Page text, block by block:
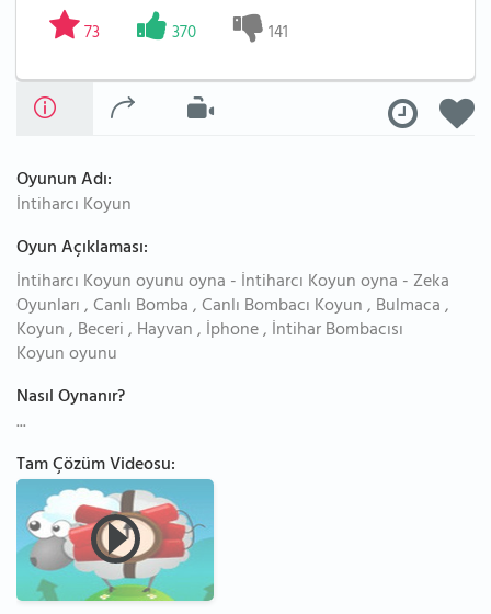
73 370 141
Oyunun Adı:
İntiharcı Koyun
Oyun Açıklaması:
İntiharcı Koyun oyunu oyna - İntiharcı Koyun oyna - Zeka
Oyunları , Canlı Bomba , Canlı Bombacı Koyun , Bulmaca ,
Koyun , Beceri , Hayvan , İphone , İntihar Bombacısı
Koyun oyunu
Nasıl Oynanır?
...
Tam Çözüm Videosu: